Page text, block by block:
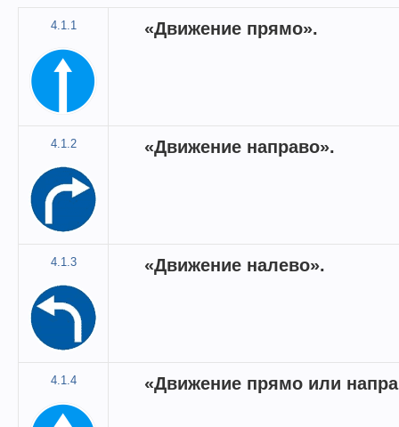
4.1.1 «Движение прямо».
4.1.2 «Движение направо».
4.1.3 «Движение налево».
4.1.4 «Движение прямо или